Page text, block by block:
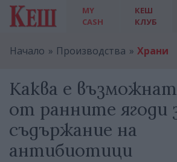
MY
CASH
КЕШ
КЛУБ
Начало Производства Храни
Каква е
от ранните ягоди
съдържание на
антибиотици